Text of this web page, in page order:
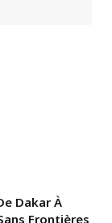
Dakar À
Frontières